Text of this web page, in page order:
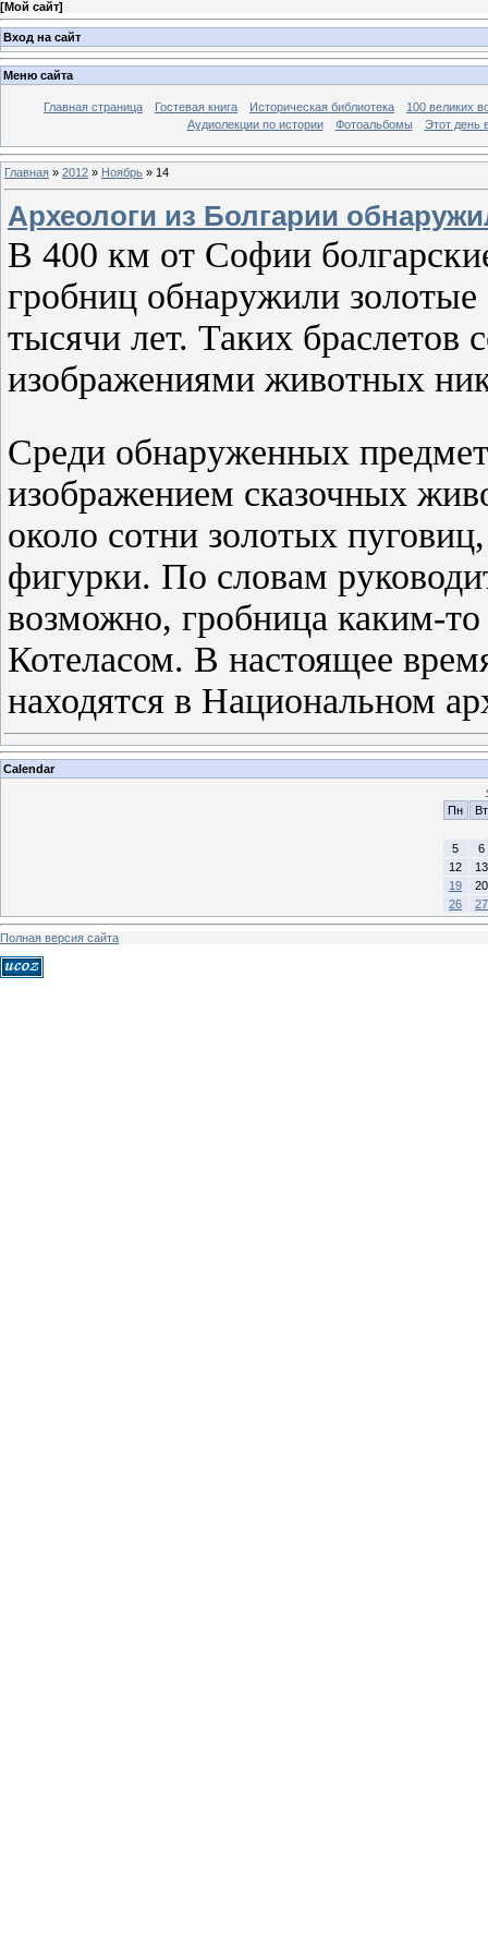
[Мой сайт]
Вход на сайт
Меню сайта
Главная страница Гостевая книга Историческая библиотека
100 великих
Аудиолекции по истории
Фотоальбомы Этот день
Главная » 2012 » Ноябрь » 14
Археологи из Болгарии
В 400 км от Софии
гробниц обнаружили
тысячи лет. Таких
изображениями животных
Среди обнаруженных
изображением сказочных
около сотни золотых
фигурки. По словам
возможно, гробница каким-то
Котеласом. В настоящее
находятся в Национальном
Calendar
Пн
Вт
5
6
12
13
19
20
26
27
Полная версия сайта